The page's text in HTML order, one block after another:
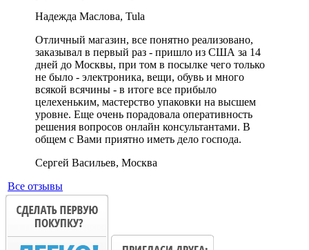
Надежда Маслова, Tula
Отличный магазин, все понятно реализовано,
заказывал в первый раз - пришло из США за 14
дней до Москвы, при том в посылке чего только
не было - электроника, вещи, обувь и много
всякой всячины - в итоге все прибыло
целехеньким, мастерство упаковки на высшем
уровне. Еще очень порадовала оперативность
решения вопросов онлайн консультантами. В
общем с Вами приятно иметь дело господа.
Сергей Васильев, Москва
Все отзывы